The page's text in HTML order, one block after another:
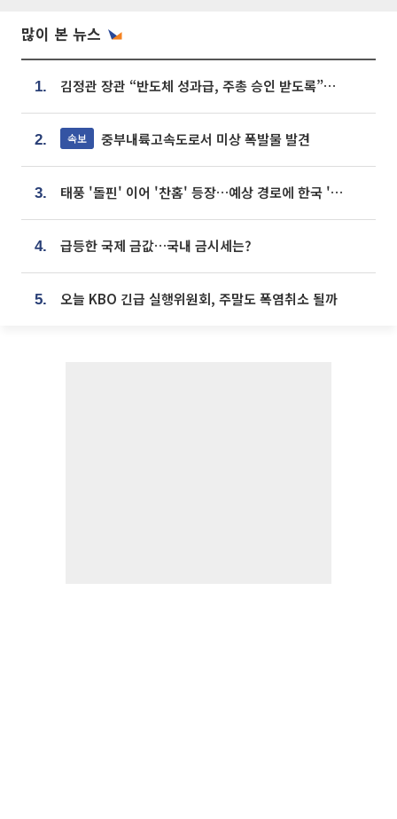
많이 본 뉴스
1. 김정관 장관 “반도체 성과급, 주총 승인 받도록”…상법·자본시장법 개정 시사
2. 속보 중부내륙고속도로서 미상 폭발물 발견
3. 태풍 '돌핀' 이어 '찬홈' 등장…예상 경로에 한국 '한숨'
4. 급등한 국제 금값…국내 금시세는?
5. 오늘 KBO 긴급 실행위원회, 주말도 폭염취소 될까